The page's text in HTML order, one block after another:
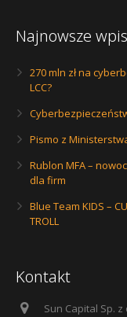
Najnowsze
270 mln zł na
LCC?
Pismo z
Rublon MFA –
dla firm
Blue Team KIDS –
TROLL
Kontakt
Sun Capital Sp. z